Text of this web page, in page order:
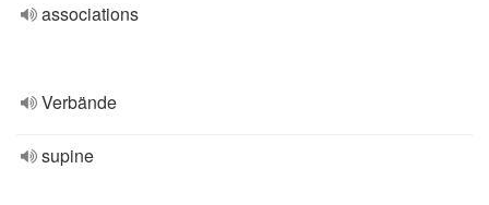
associations
Verbände
supine